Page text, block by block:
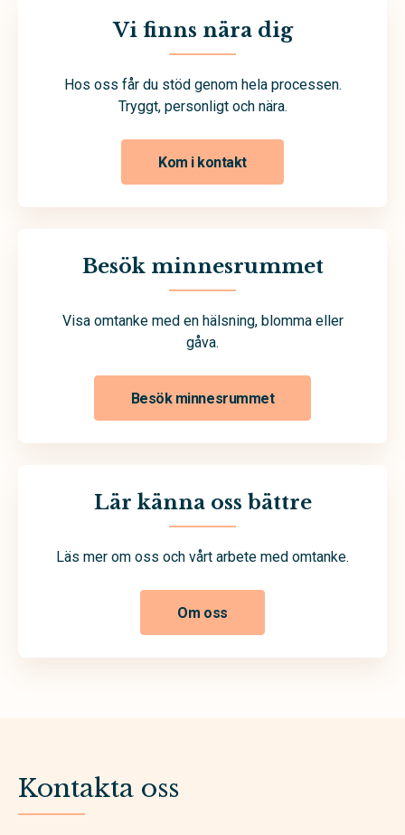
Vi finns nära dig
Hos oss får du stöd genom hela processen.
Tryggt, personligt och nära.
Kom i kontakt
Besök minnesrummet
Visa omtanke med en hälsning, blomma eller
gåva.
Besök minnesrummet
Lär känna oss bättre
Läs mer om oss och vårt arbete med omtanke.
Om oss
Kontakta oss